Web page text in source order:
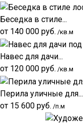
Беседка в стиле...
от 140 000 руб. /кв.м
Навес для дачи...
от 120 000 руб. /кв.м
Перила уличные для...
от 15 600 руб. /п.м